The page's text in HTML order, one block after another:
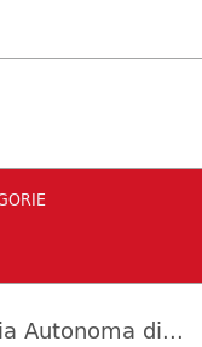
Autonoma di...